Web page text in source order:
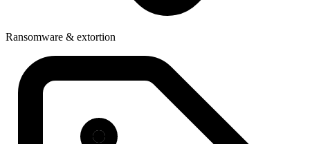
Ransomware & extortion